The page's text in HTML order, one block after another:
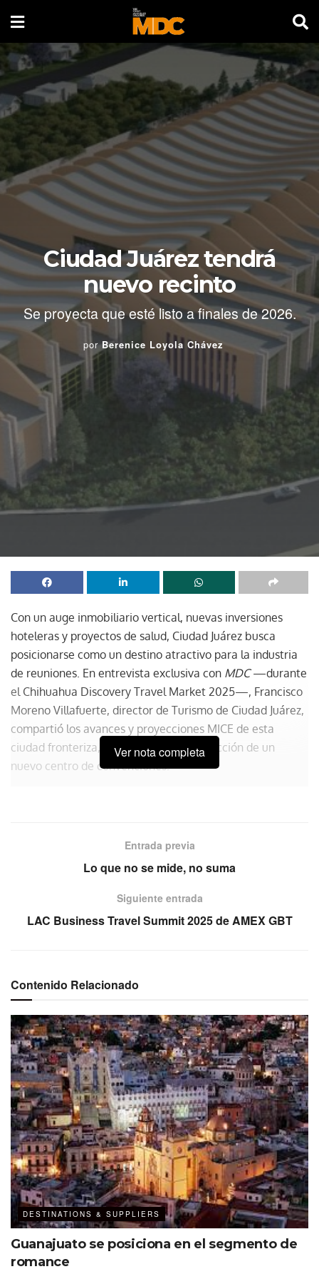
Ciudad Juárez tendrá
nuevo recinto
Se proyecta que esté listo a finales de 2026.
por Berenice Loyola Chávez
Con un auge inmobiliario vertical, nuevas inversiones
hoteleras y proyectos de salud, Ciudad Juárez busca
posicionarse como un destino atractivo para la industria
de reuniones. En entrevista exclusiva con MDC—durante
el Chihuahua Discovery Travel Market 2025—, Francisco
Moreno Villafuerte, director de Turismo de Ciudad Juárez,
compartió los avances y proyecciones MICE de esta
ciudad fronteriza, destacando la construcción de un
nuevo centro de convenciones.
Ver nota completa
Entrada previa
Lo que no se mide, no suma
Siguiente entrada
LAC Business Travel Summit 2025 de AMEX GBT
Contenido Relacionado
DESTINATIONS & SUPPLIERS
Guanajuato se posiciona en el segmento de
romance